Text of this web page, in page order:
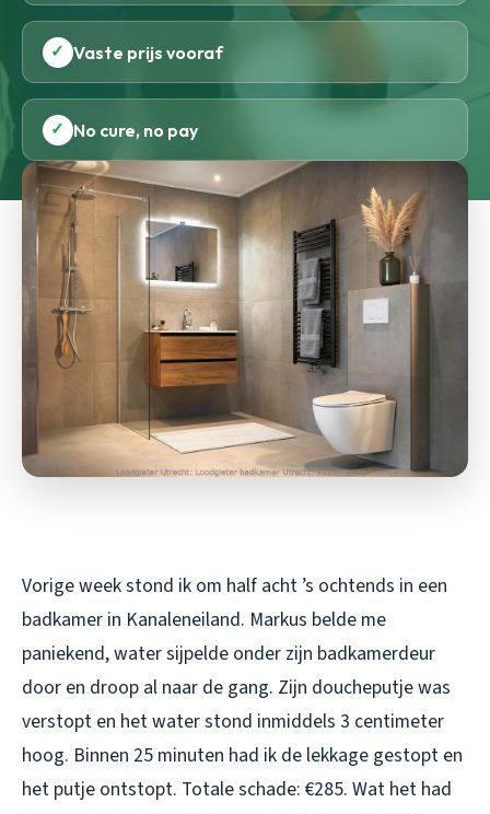
✓ Vaste prijs vooraf
✓ No cure, no pay
Vorige week stond ik om half acht ’s ochtends in een
badkamer in Kanaleneiland. Markus belde me
paniekend, water sijpelde onder zijn badkamerdeur
door en droop al naar de gang. Zijn doucheputje was
verstopt en het water stond inmiddels 3 centimeter
hoog. Binnen 25 minuten had ik de lekkage gestopt en
het putje ontstopt. Totale schade: €285. Wat het had